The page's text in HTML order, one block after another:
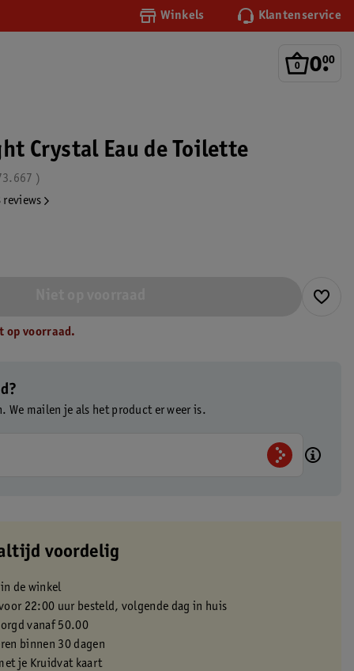
Winkels Klantenservice
0.
00
Crystal Eau de Toilette
reviews
op voorraad.
We mailen je als het product er weer is.
voordelig
de winkel
22:00 uur besteld, volgende dag in huis
vanaf 50.00
binnen 30 dagen
je Kruidvat kaart